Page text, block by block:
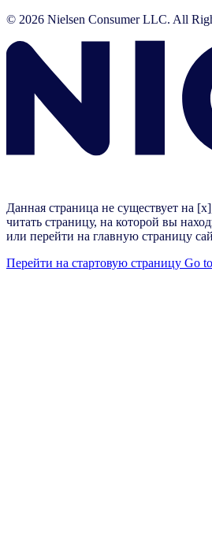
© 2026 Nielsen Consumer LLC. All
Данная страница не существует на
читать страницу, на которой вы
или перейти на главную страницу
Перейти на стартовую страницу Go